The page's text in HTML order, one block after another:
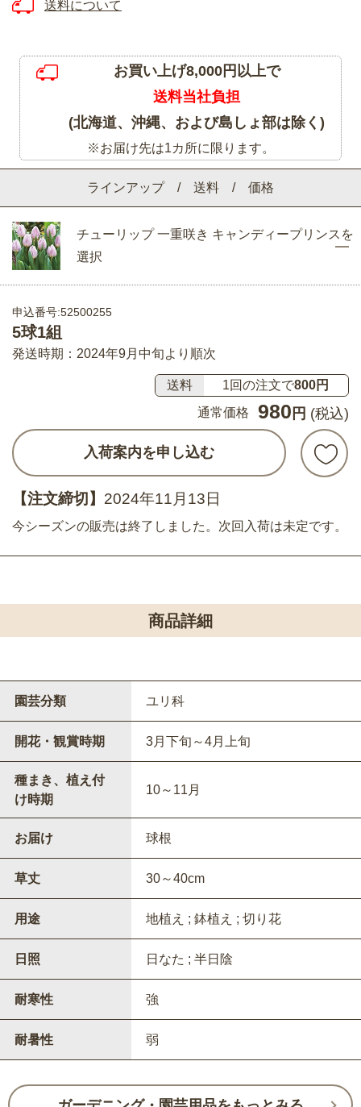
ラインアップ / 送料 / 価格
チューリップ 一重咲き キャンディープリンスを
選択
申込番号:52500255
5球1組
発送時期：2024年9月中旬より順次
送料 1回の注文で800円
通常価格
980 円 (税込)
入荷案内を申し込む
【注文締切】 2024年11月13日
今シーズンの販売は終了しました。次回入荷は未定です。
送料について
お買い上げ8,000円以上で
送料当社負担
(北海道、沖縄、および島しょ部は除く)
※お届け先は1カ所に限ります。
商品詳細
園芸分類 ユリ科
開花・観賞時期 3月下旬～4月上旬
種まき、植え付
け時期
10～11月
お届け 球根
草丈 30～40cm
用途 地植え ; 鉢植え ; 切り花
日照 日なた ; 半日陰
耐寒性 強
耐暑性 弱